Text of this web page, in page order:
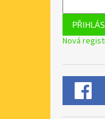
Nová